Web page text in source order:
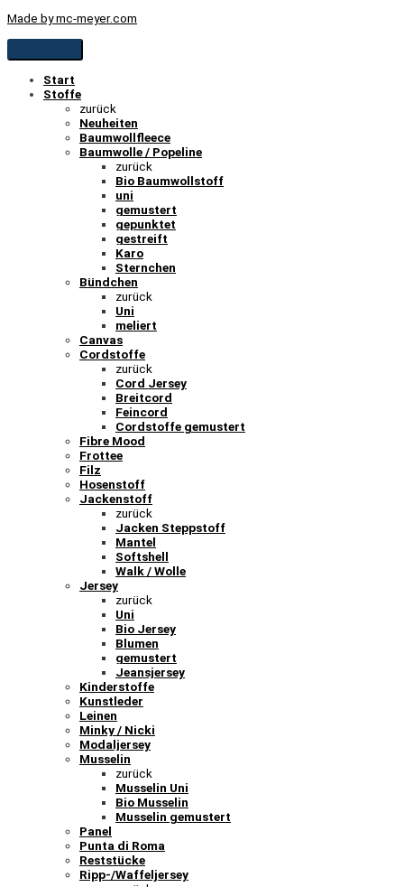
Made by mc-meyer.com
Start
Stoffe
zurück
Neuheiten
Baumwollfleece
Baumwolle / Popeline
zurück
Bio Baumwollstoff
uni
gemustert
gepunktet
gestreift
Karo
Sternchen
Bündchen
zurück
Uni
meliert
Canvas
Cordstoffe
zurück
Cord Jersey
Breitcord
Feincord
Cordstoffe gemustert
Fibre Mood
Frottee
Filz
Hosenstoff
Jackenstoff
zurück
Jacken Steppstoff
Mantel
Softshell
Walk / Wolle
Jersey
zurück
Uni
Bio Jersey
Blumen
gemustert
Jeansjersey
Kinderstoffe
Kunstleder
Leinen
Minky / Nicki
Modaljersey
Musselin
zurück
Musselin Uni
Bio Musselin
Musselin gemustert
Panel
Punta di Roma
Reststücke
Ripp-/Waffeljersey